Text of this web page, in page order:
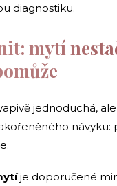
diagnostiku.
mytí
jednoduchá,
návyku:
je doporučené